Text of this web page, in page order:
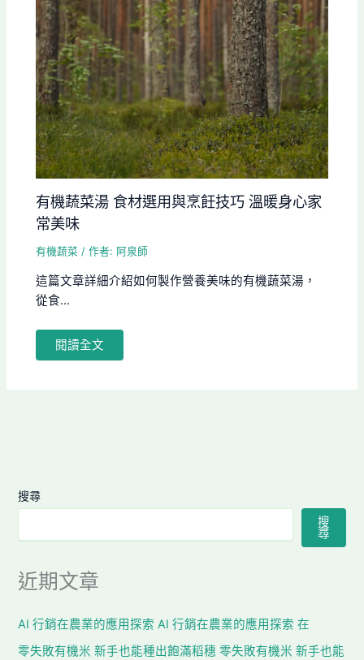
有機蔬菜湯 食材選用與烹飪技巧 溫暖身心家
常美味
有機蔬菜 / 作者: 阿泉師
這篇文章詳細介紹如何製作營養美味的有機蔬菜湯，
從食...
閱讀全文
搜尋
搜
尋
近期文章
AI 行銷在農業的應用探索 AI 行銷在農業的應用探索 在
零失敗有機米 新手也能種出飽滿稻穗 零失敗有機米 新手也能